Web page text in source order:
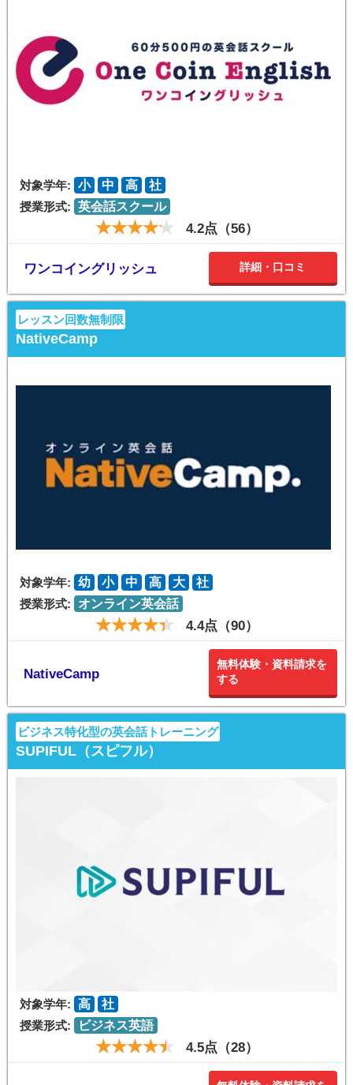
対象学年: 小 中 高
社
授業形式: 英会話スクール
4.2点（56）
ワンコイングリッシュ 詳細・口コミ
レッスン回数無制限
NativeCamp
対象学年: 幼 小 中 高 大
社
授業形式:
オンライン英会話
4.4点（90）
NativeCamp
無料体験・資料請求を
する
ビジネス特化型の英会話トレーニング
SUPIFUL（スピフル）
対象学年: 高
社
授業形式:
ビジネス英語
4.5点（28）